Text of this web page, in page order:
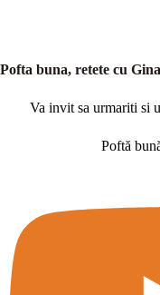
Pofta buna, retete cu
Va invit sa urmariti si
Poftă